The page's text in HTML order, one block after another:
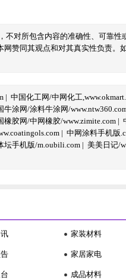
对所包含内容的准确性、可靠
赞同其观点和对其真实性负责。
| 中国化工网/中网化工
牛涂网/涂料牛涂网/
橡胶网/中网橡胶/www.zimite.com |
| 中网涂料手机版
坛手机版/m.oubili.com | 美美日记/
家装材料
家居家电
成品材料